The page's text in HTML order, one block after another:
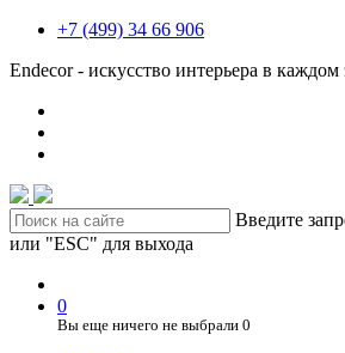
+7 (499) 34 66 906
Endecor - искусство интерьера в каждом
Введите
или "ESC" для выхода
0
Вы еще ничего не выбрали 0